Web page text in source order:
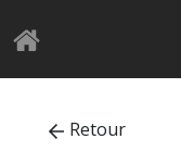
Retour